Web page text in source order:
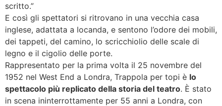
scritto.”
E così gli spettatori si ritrovano in una vecchia casa
inglese, adattata a locanda, e sentono l’odore dei mobili,
dei tappeti, del camino, lo scricchiolio delle scale di
legno e il cigolio delle porte.
Rappresentato per la prima volta il 25 novembre del
1952 nel West End a Londra, Trappola per topi è lo
spettacolo più replicato della storia del teatro. È stato
in scena ininterrottamente per 55 anni a Londra, con